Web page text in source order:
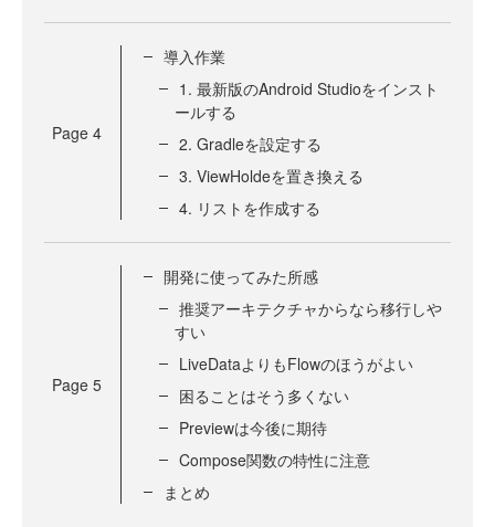
Page 4
導入作業
1. 最新版のAndroid Studioをインスト
ールする
2. Gradleを設定する
3. ViewHoldeを置き換える
4. リストを作成する
Page 5
開発に使ってみた所感
推奨アーキテクチャからなら移行しや
すい
LiveDataよりもFlowのほうがよい
困ることはそう多くない
Previewは今後に期待
Compose関数の特性に注意
まとめ